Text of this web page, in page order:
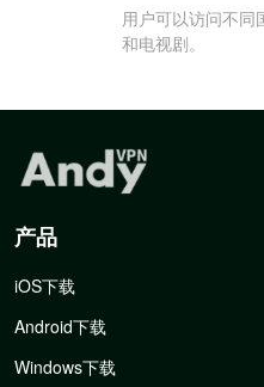
用户可以访问不同
和电视剧。
产品
iOS下载
Android下载
Windows下载